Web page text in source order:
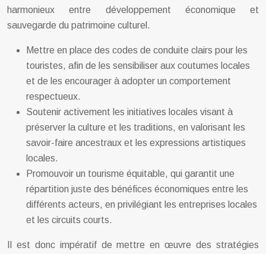
harmonieux entre développement économique et
sauvegarde du patrimoine culturel.
Mettre en place des codes de conduite clairs pour les
touristes, afin de les sensibiliser aux coutumes locales
et de les encourager à adopter un comportement
respectueux.
Soutenir activement les initiatives locales visant à
préserver la culture et les traditions, en valorisant les
savoir-faire ancestraux et les expressions artistiques
locales.
Promouvoir un tourisme équitable, qui garantit une
répartition juste des bénéfices économiques entre les
différents acteurs, en privilégiant les entreprises locales
et les circuits courts.
Il est donc impératif de mettre en œuvre des stratégies